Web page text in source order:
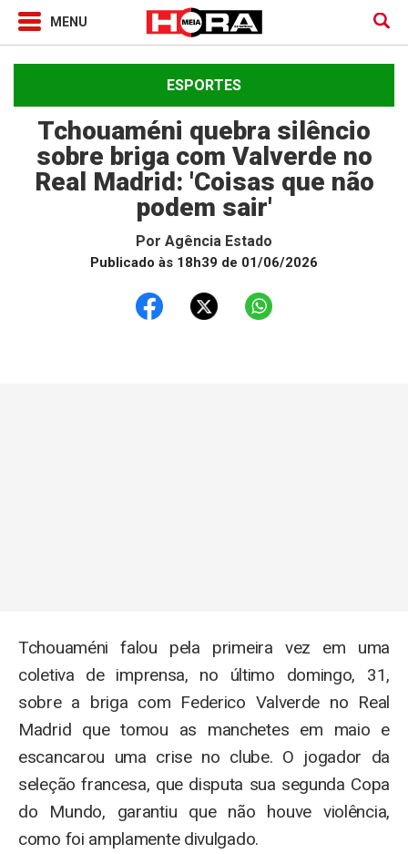
ESPORTES
Tchouaméni quebra silêncio
sobre briga com Valverde no
Real Madrid: 'Coisas que não
podem sair'
Por Agência Estado
Publicado às 18h39 de 01/06/2026
Tchouaméni falou pela primeira vez em uma
coletiva de imprensa, no último domingo, 31,
sobre a briga com Federico Valverde no Real
Madrid que tomou as manchetes em maio e
escancarou uma crise no clube. O jogador da
seleção francesa, que disputa sua segunda Copa
do Mundo, garantiu que não houve violência,
como foi amplamente divulgado.